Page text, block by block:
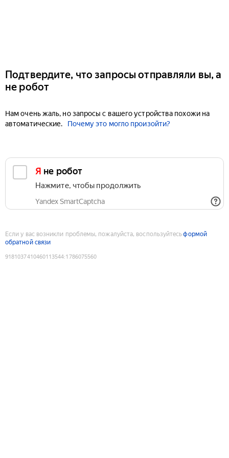
Подтвердите, что запросы отправляли вы, а
не робот
Нам очень жаль, но запросы с вашего устройства похожи на
автоматические.
Почему это могло произойти?
Я не робот
Нажмите, чтобы продолжить
Yandex SmartCaptcha
Если у вас возникли проблемы, пожалуйста, воспользуйтесьформой
обратной связи
9181037410460113544:1786075560